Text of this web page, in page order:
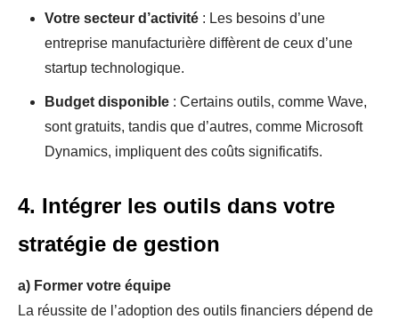
Votre secteur d’activité : Les besoins d’une
entreprise manufacturière diffèrent de ceux d’une
startup technologique.
Budget disponible : Certains outils, comme Wave,
sont gratuits, tandis que d’autres, comme Microsoft
Dynamics, impliquent des coûts significatifs.
4. Intégrer les outils dans votre
stratégie de gestion
a) Former votre équipe
La réussite de l’adoption des outils financiers dépend de